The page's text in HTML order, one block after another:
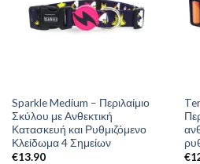
Sparkle Medium – Περιλαίμιο
Σκύλου με Ανθεκτική
Κατασκευή και Ρυθμιζόμενο
Κλείδωμα 4 Σημείων
€13.90
€